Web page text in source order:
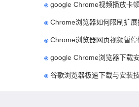
google Chrome视频播放卡
Chrome浏览器如何限制扩
Chrome浏览器网页视频暂
google Chrome浏览器下载
谷歌浏览器极速下载与安装